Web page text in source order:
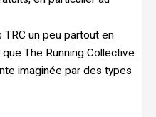
un peu partout en
The Running Collective
imaginée par des types